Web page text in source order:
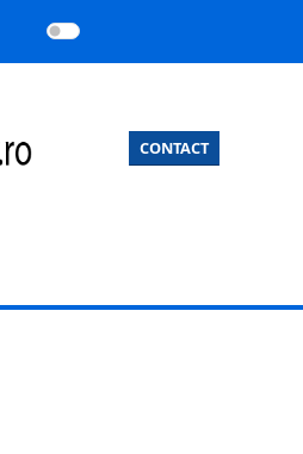
CONTACT